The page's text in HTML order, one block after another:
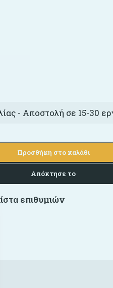
- Αποστολή σε 15-30
Προσθήκη στο καλάθι
Απόκτησε το
επιθυμιών